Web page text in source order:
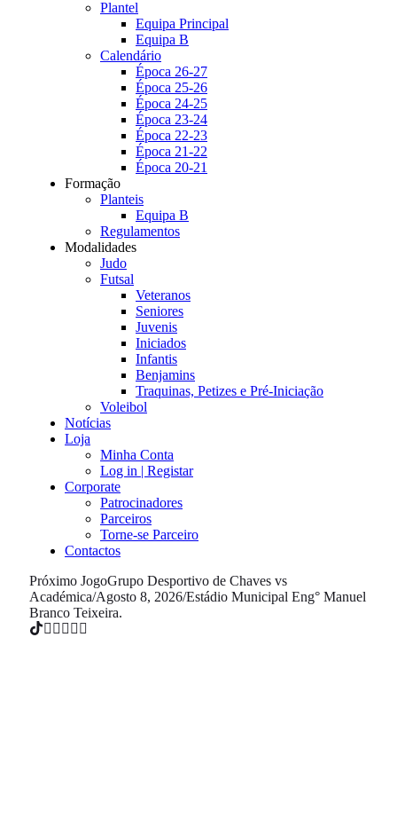
Plantel
Equipa Principal
Equipa B
Calendário
Época 26-27
Época 25-26
Época 24-25
Época 23-24
Época 22-23
Época 21-22
Época 20-21
Formação
Planteis
Equipa B
Regulamentos
Modalidades
Judo
Futsal
Veteranos
Seniores
Juvenis
Iniciados
Infantis
Benjamins
Traquinas, Petizes e Pré-Iniciação
Voleibol
Notícias
Loja
Minha Conta
Log in | Registar
Corporate
Patrocinadores
Parceiros
Torne-se Parceiro
Contactos
Próximo JogoGrupo Desportivo de Chaves vs
Académica/Agosto 8, 2026/Estádio Municipal Eng° Manuel
Branco Teixeira.